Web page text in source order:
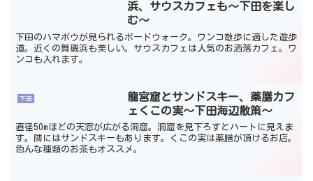
浜、サウスカフェも～下田を楽し
む～
下田のハマボウが見られるボードウォーク。ワンコ散歩に適した遊歩
道。近くの舞磯浜も美しい。サウスカフェは人気のお洒落カフェ。ワ
ンコも入れます。
下田
龍宮窟とサンドスキー、薬膳カフ
ェくこの実～下田海辺散策～
直径50mほどの天窓が広がる洞窟。洞窟を見下ろすとハートに見えま
す。隣にはサンドスキーもあります。くこの実は薬膳が頂けるお店。
色んな種類のお茶もオススメ。